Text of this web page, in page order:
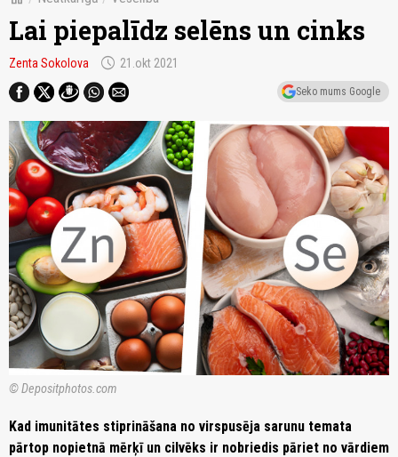
Lai piepalīdz selēns un cinks
Zenta Sokolova schedule 21.okt 2021
Seko mums Google
© Depositphotos.com
Kad imunitātes stiprināšana no virspusēja sarunu temata
pārtop nopietnā mērķī un cilvēks ir nobriedis pāriet no vārdiem